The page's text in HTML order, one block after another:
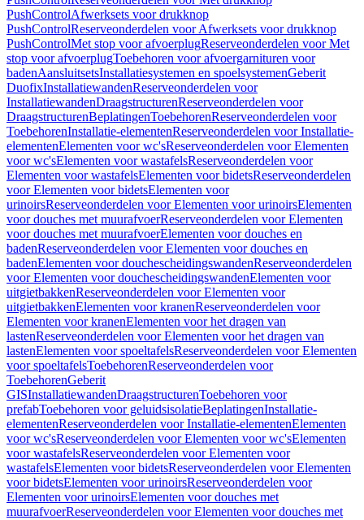
PushControlAfwerksets voor drukknop
PushControlReserveonderdelen voor Afwerksets voor drukknop
PushControlMet stop voor afvoerplugReserveonderdelen voor Met
stop voor afvoerplugToebehoren voor afvoergarnituren voor
badenAansluitsetsInstallatiesystemen en spoelsystemenGeberit
DuofixInstallatiewandenReserveonderdelen voor
InstallatiewandenDraagstructurenReserveonderdelen voor
DraagstructurenBeplatingenToebehorenReserveonderdelen voor
ToebehorenInstallatie-elementenReserveonderdelen voor Installatie-
elementenElementen voor wc'sReserveonderdelen voor Elementen
voor wc'sElementen voor wastafelsReserveonderdelen voor
Elementen voor wastafelsElementen voor bidetsReserveonderdelen
voor Elementen voor bidetsElementen voor
urinoirsReserveonderdelen voor Elementen voor urinoirsElementen
voor douches met muurafvoerReserveonderdelen voor Elementen
voor douches met muurafvoerElementen voor douches en
badenReserveonderdelen voor Elementen voor douches en
badenElementen voor douchescheidingswandenReserveonderdelen
voor Elementen voor douchescheidingswandenElementen voor
uitgietbakkenReserveonderdelen voor Elementen voor
uitgietbakkenElementen voor kranenReserveonderdelen voor
Elementen voor kranenElementen voor het dragen van
lastenReserveonderdelen voor Elementen voor het dragen van
lastenElementen voor spoeltafelsReserveonderdelen voor Elementen
voor spoeltafelsToebehorenReserveonderdelen voor
ToebehorenGeberit
GISInstallatiewandenDraagstructurenToebehoren voor
prefabToebehoren voor geluidsisolatieBeplatingenInstallatie-
elementenReserveonderdelen voor Installatie-elementenElementen
voor wc'sReserveonderdelen voor Elementen voor wc'sElementen
voor wastafelsReserveonderdelen voor Elementen voor
wastafelsElementen voor bidetsReserveonderdelen voor Elementen
voor bidetsElementen voor urinoirsReserveonderdelen voor
Elementen voor urinoirsElementen voor douches met
muurafvoerReserveonderdelen voor Elementen voor douches met